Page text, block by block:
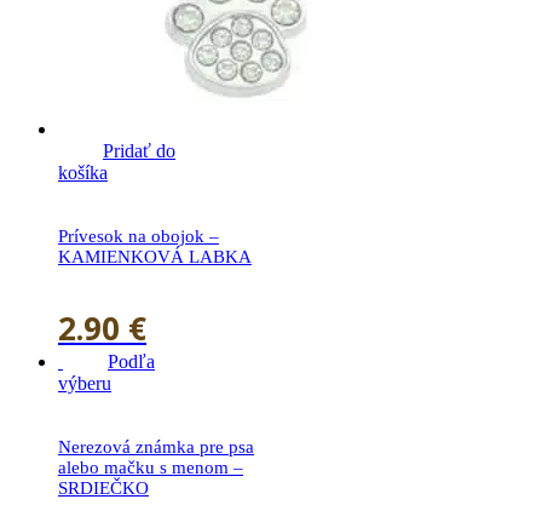
Pridať do
košíka
Prívesok na obojok –
KAMIENKOVÁ LABKA
2.90 €
Podľa
výberu
Nerezová známka pre psa
alebo mačku s menom –
SRDIEČKO